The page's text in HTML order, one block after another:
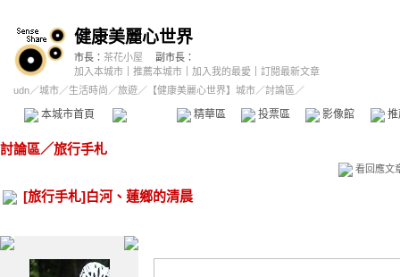
健康美麗心世界
市長： 茶花小屋
副市長：
加入本城市
推薦本城市 加入我的最愛
訂閱最新文章
udn／城市／生活時尚 ／旅遊／ 【健康美麗心世界】城市／討論區／
本城市首頁 精華區 投票區 影像館
討論區／旅行手札
看回應文
[旅行手札]白河、蓮鄉的清晨